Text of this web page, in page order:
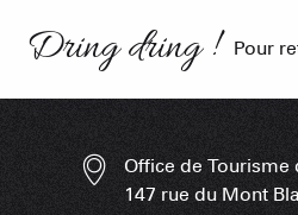
Dring dring ! Pour
Office de Tourisme
147 rue du Mont